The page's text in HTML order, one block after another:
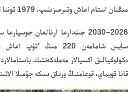
مىڭنان استام اعاش وتىرعىزىلىپ، 1979 توننا قوقىس شىعارىلعان.
2026–2030 جىلدارعا ارنالعان
سايىن شامامەن 220 مىڭ
ەكولوگيالىق اكسيالار مەملەكەتتىك
قانا قويماي، قوعامنىڭ ورتاق ىسكە جۇمىلا